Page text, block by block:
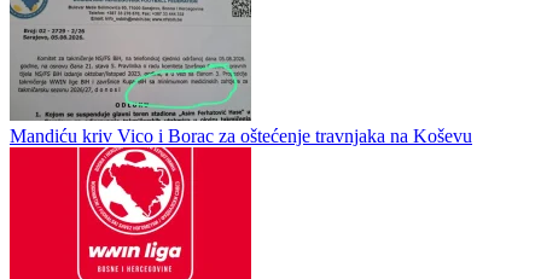
Sarajevo u Vrapčićima, Sloga na Pecari